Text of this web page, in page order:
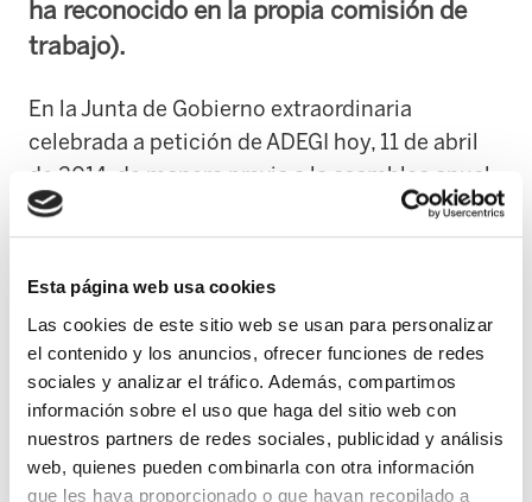
Esta página web usa cookies
Las cookies de este sitio web se usan para personalizar
el contenido y los anuncios, ofrecer funciones de redes
sociales y analizar el tráfico. Además, compartimos
información sobre el uso que haga del sitio web con
nuestros partners de redes sociales, publicidad y análisis
web, quienes pueden combinarla con otra información
que les haya proporcionado o que hayan recopilado a
ha reconocido en la propia comisión de
trabajo).
En la Junta de Gobierno extraordinaria
celebrada a petición de ADEGI hoy, 11 de abril
de 2014, de manera previa a la asamblea anual
de GEROA, se ha constatado una vez más el
bloqueo al que somete ADEGI a la Negociación
Colectiva.
Tras casi una año de reuniones en una
comisión de trabajo para profundizar en la
actualización de GEROA, de manera unilateral
ADEGI ha dado por finiquitada dicha comisión.